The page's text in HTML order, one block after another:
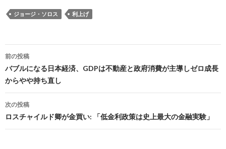
ジョージ・ソロス 利上げ
投
稿
ナ
ビ
ゲ
前の投稿
バブルになる日本経済、GDPは不動産と政府消費が主導しゼロ成長
からやや持ち直し
次の投稿
ロスチャイルド卿が金買い: 「低金利政策は史上最大の金融実験」